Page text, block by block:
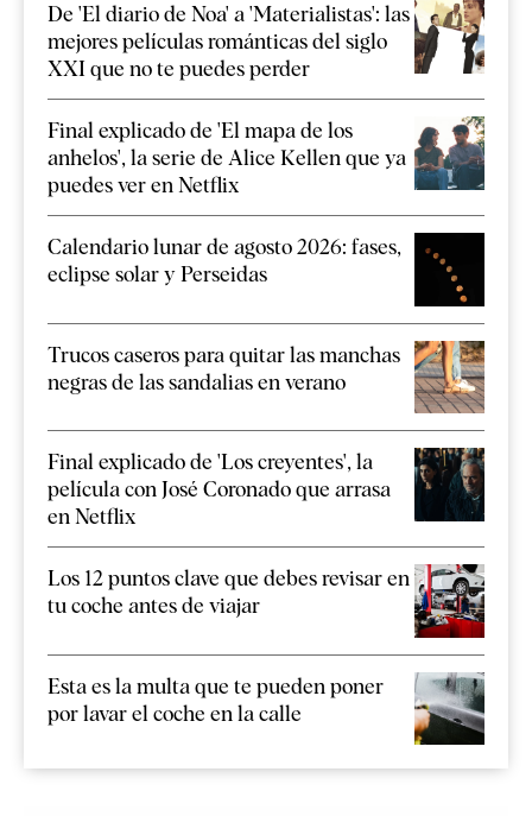
De 'El diario de Noa' a 'Materialistas': las
mejores películas románticas del siglo
XXI que no te puedes perder
Final explicado de 'El mapa de los
anhelos', la serie de Alice Kellen que ya
puedes ver en Netflix
Calendario lunar de agosto 2026: fases,
eclipse solar y Perseidas
Trucos caseros para quitar las manchas
negras de las sandalias en verano
Final explicado de 'Los creyentes', la
película con José Coronado que arrasa
en Netflix
Los 12 puntos clave que debes revisar en
tu coche antes de viajar
Esta es la multa que te pueden poner
por lavar el coche en la calle